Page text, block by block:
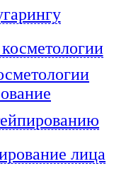
лица